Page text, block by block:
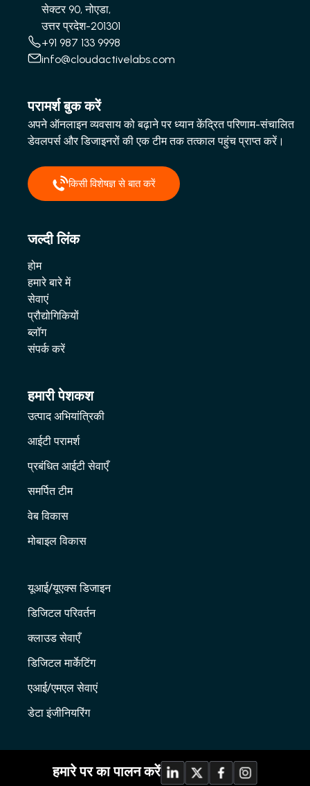
सेक्टर 90, नोएडा,
उत्तर प्रदेश-201301
+91 987 133 9998
info@cloudactivelabs.com
परामर्श बुक करें
अपने ऑनलाइन व्यवसाय को बढ़ाने पर ध्यान केंद्रित परिणाम-संचालित
डेवलपर्स और डिजाइनरों की एक टीम तक तत्काल पहुंच प्राप्त करें।
किसी विशेषज्ञ से बात करें
जल्दी लिंक
होम
हमारे बारे में
सेवाएं
प्रौद्योगिकियों
ब्लॉग
संपर्क करें
हमारी पेशकश
उत्पाद अभियांत्रिकी
आईटी परामर्श
प्रबंधित आईटी सेवाएँ
समर्पित टीम
वेब विकास
मोबाइल विकास
यूआई/यूएक्स डिजाइन
डिजिटल परिवर्तन
क्लाउड सेवाएँ
डिजिटल मार्केटिंग
एआई/एमएल सेवाएं
डेटा इंजीनियरिंग
हमारे पर का पालन करें